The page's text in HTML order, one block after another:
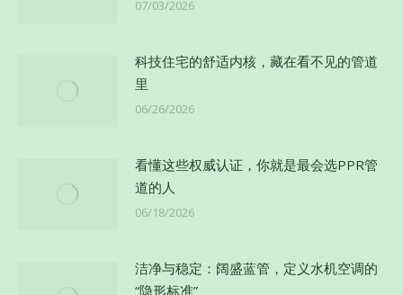
07/03/2026
科技住宅的舒适内核，藏在看不见的管道
里
06/26/2026
看懂这些权威认证，你就是最会选PPR管
道的人
06/18/2026
洁净与稳定：阔盛蓝管，定义水机空调的
“隐形标准”